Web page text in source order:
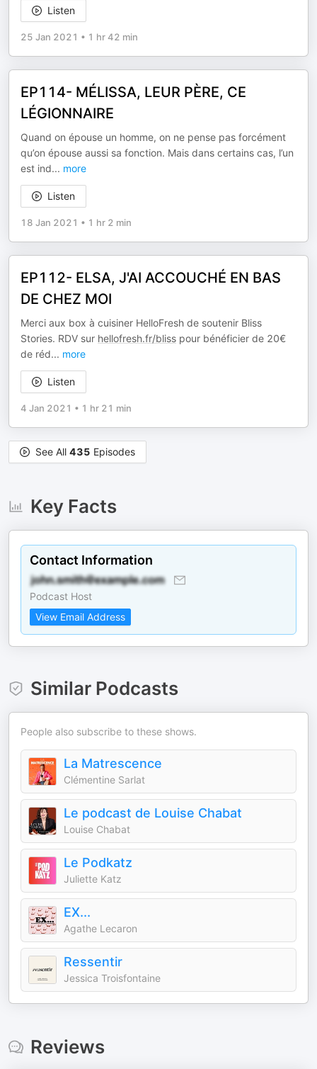
Listen
25 Jan 2021 • 1 hr 42 min
EP114- MÉLISSA, LEUR PÈRE, CE
LÉGIONNAIRE
Quand on épouse un homme, on ne pense pas forcément
qu’on épouse aussi sa fonction. Mais dans certains cas, l’un
est ind... more
Listen
18 Jan 2021 • 1 hr 2 min
EP112- ELSA, J'AI ACCOUCHÉ EN BAS
DE CHEZ MOI
Merci aux box à cuisiner HelloFresh de soutenir Bliss
Stories. RDV sur hellofresh.fr/bliss pour bénéficier de 20€
de réd... more
Listen
4 Jan 2021 • 1 hr 21 min
See All 435 Episodes
Key Facts
Contact Information
Podcast Host
View Email Address
Similar Podcasts
People also subscribe to these shows.
La Matrescence
Clémentine Sarlat
Le podcast de Louise Chabat
Louise Chabat
Le Podkatz
Juliette Katz
EX...
Agathe Lecaron
Ressentir
Jessica Troisfontaine
Reviews